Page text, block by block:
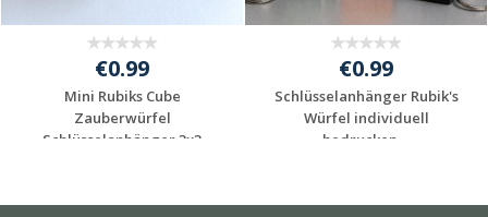
€0.99
Mini Rubiks Cube
Zauberwürfel
Schlüsselanhänger 3x3
anfragen
€0.99
Schlüsselanhänger Rubik's
Würfel individuell
bedrucken ...
anfragen